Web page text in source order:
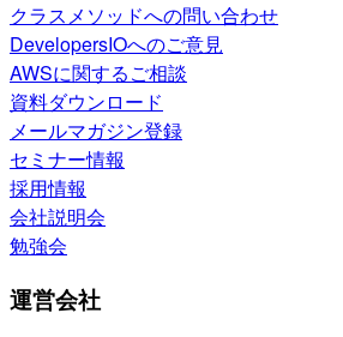
クラスメソッドへの問い合わせ
DevelopersIOへのご意見
AWSに関するご相談
資料ダウンロード
メールマガジン登録
セミナー情報
採用情報
会社説明会
勉強会
運営会社